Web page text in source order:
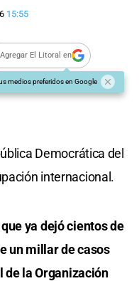
15:55
El Litoral en
medios preferidos en Google
Democrática del
internacional.
ya dejó cientos de
un millar de casos
la Organización